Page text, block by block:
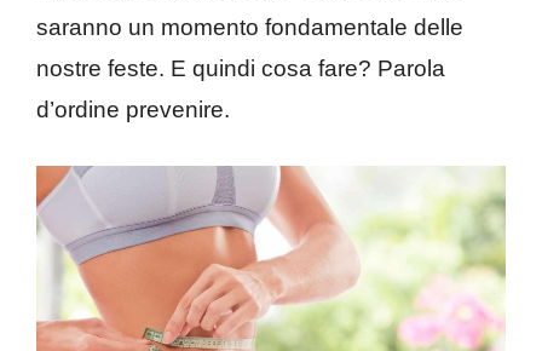
saranno un momento fondamentale delle
nostre feste. E quindi cosa fare? Parola
d’ordine prevenire.